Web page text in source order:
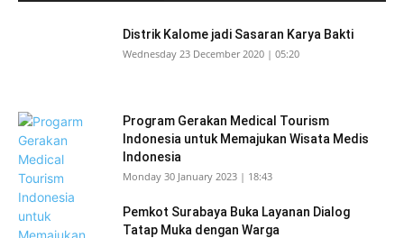
Distrik Kalome jadi Sasaran Karya Bakti
Wednesday 23 December 2020 | 05:20
Program Gerakan Medical Tourism
Indonesia untuk Memajukan Wisata Medis
Indonesia
Monday 30 January 2023 | 18:43
Pemkot Surabaya Buka Layanan Dialog
Tatap Muka dengan Warga